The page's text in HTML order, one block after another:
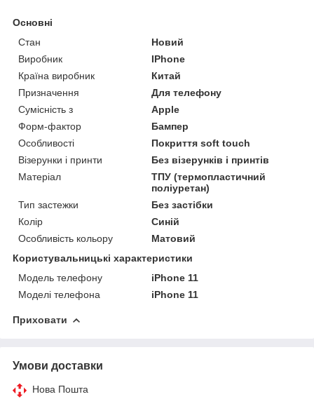
Основні
Стан
Новий
Виробник
IPhone
Країна виробник
Китай
Призначення
Для телефону
Сумісність з
Apple
Форм-фактор
Бампер
Особливості
Покриття soft touch
Візерунки і принти
Без візерунків і принтів
Матеріал
ТПУ (термопластичний
поліуретан)
Тип застежки
Без застібки
Колір
Синій
Особливість кольору
Матовий
Користувальницькі характеристики
Модель телефону
iPhone 11
Моделі телефона
iPhone 11
Приховати
Умови доставки
Нова Пошта